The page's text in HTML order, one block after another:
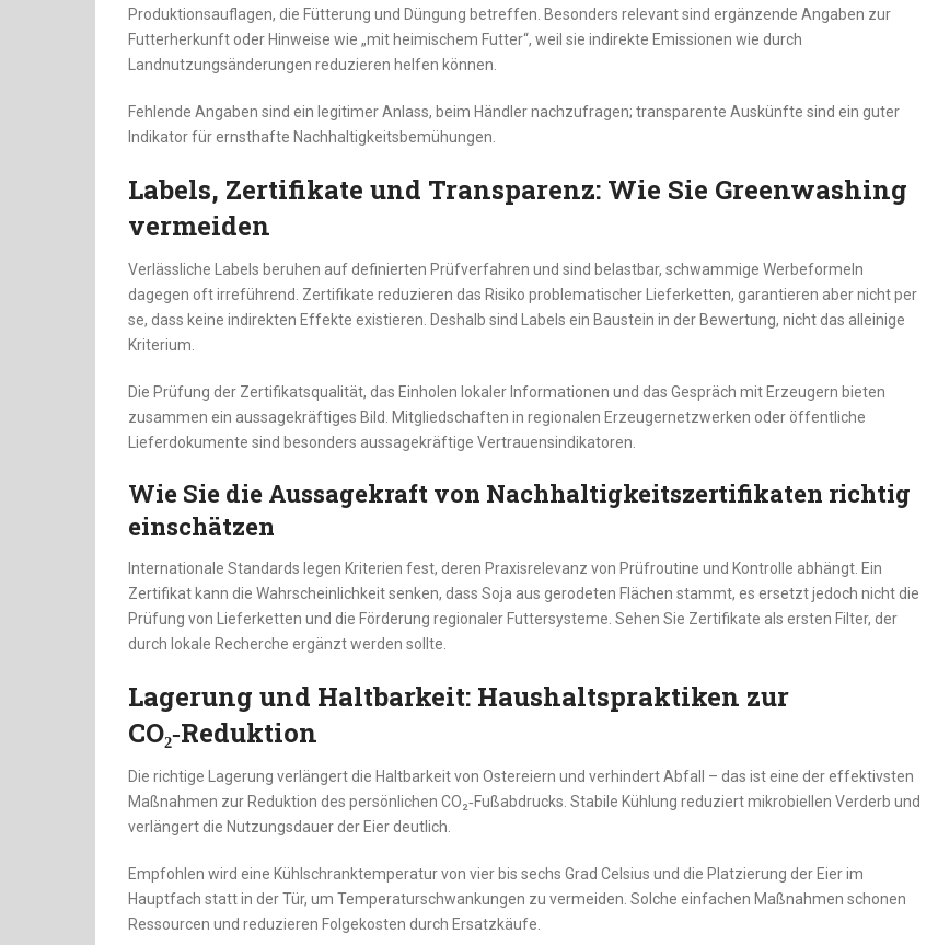
Produktionsauflagen, die Fütterung und Düngung betreffen. Besonders relevant sind ergänzende Angaben zur
Futterherkunft oder Hinweise wie „mit heimischem Futter“, weil sie indirekte Emissionen wie durch
Landnutzungsänderungen reduzieren helfen können.
Fehlende Angaben sind ein legitimer Anlass, beim Händler nachzufragen; transparente Auskünfte sind ein guter
Indikator für ernsthafte Nachhaltigkeitsbemühungen.
Labels, Zertifikate und Transparenz: Wie Sie Greenwashing
vermeiden
Verlässliche Labels beruhen auf definierten Prüfverfahren und sind belastbar, schwammige Werbeformeln
dagegen oft irreführend. Zertifikate reduzieren das Risiko problematischer Lieferketten, garantieren aber nicht per
se, dass keine indirekten Effekte existieren. Deshalb sind Labels ein Baustein in der Bewertung, nicht das alleinige
Kriterium.
Die Prüfung der Zertifikatsqualität, das Einholen lokaler Informationen und das Gespräch mit Erzeugern bieten
zusammen ein aussagekräftiges Bild. Mitgliedschaften in regionalen Erzeugernetzwerken oder öffentliche
Lieferdokumente sind besonders aussagekräftige Vertrauensindikatoren.
Wie Sie die Aussagekraft von Nachhaltigkeitszertifikaten richtig
einschätzen
Internationale Standards legen Kriterien fest, deren Praxisrelevanz von Prüfroutine und Kontrolle abhängt. Ein
Zertifikat kann die Wahrscheinlichkeit senken, dass Soja aus gerodeten Flächen stammt, es ersetzt jedoch nicht die
Prüfung von Lieferketten und die Förderung regionaler Futtersysteme. Sehen Sie Zertifikate als ersten Filter, der
durch lokale Recherche ergänzt werden sollte.
Lagerung und Haltbarkeit: Haushaltspraktiken zur
CO₂‑Reduktion
Die richtige Lagerung verlängert die Haltbarkeit von Ostereiern und verhindert Abfall – das ist eine der effektivsten
Maßnahmen zur Reduktion des persönlichen CO₂‑Fußabdrucks. Stabile Kühlung reduziert mikrobiellen Verderb und
verlängert die Nutzungsdauer der Eier deutlich.
Empfohlen wird eine Kühlschranktemperatur von vier bis sechs Grad Celsius und die Platzierung der Eier im
Hauptfach statt in der Tür, um Temperaturschwankungen zu vermeiden. Solche einfachen Maßnahmen schonen
Ressourcen und reduzieren Folgekosten durch Ersatzkäufe.